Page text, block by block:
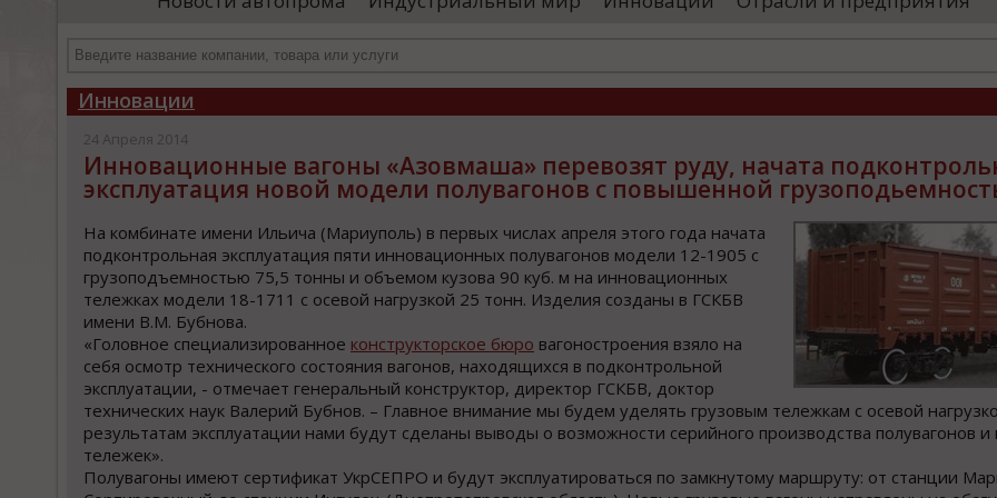
иностранными удостоверяющими центрами.
проводятся необходимые проверки, после
«Уральские
Инновации
24 Апреля 2014
Инновационные вагоны «Азовмаша» перевозят руду, начата
эксплуатация новой модели полувагонов с повышенной
На комбинате имени Ильича (Мариуполь) в первых числах апреля этого года начата
подконтрольная эксплуатация пяти инновационных полувагонов модели 12-1905 с
грузоподъемностью 75,5 тонны и объемом кузова 90 куб. м на инновационных
тележках модели 18-1711 с осевой нагрузкой 25 тонн. Изделия созданы в ГСКБВ
имени В.М. Бубнова.
«Головное специализированное конструкторское бюро вагоностроения взяло на
себя осмотр технического состояния вагонов, находящихся в подконтрольной
эксплуатации, - отмечает генеральный конструктор, директор ГСКБВ, доктор
технических наук Валерий Бубнов. – Главное внимание мы будем уделять грузовым тележкам с осевой
результатам эксплуатации нами будут сделаны выводы о возможности серийного производства полувагонов и
тележек».
Полувагоны имеют сертификат УкрСЕПРО и будут эксплуатироваться по замкнутому маршруту: от станции